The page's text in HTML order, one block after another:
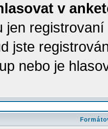
v
jen
jste
nebo je